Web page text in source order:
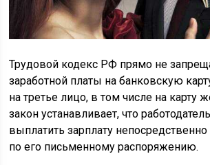
Трудовой кодекс РФ прямо не
заработной платы на банковскую
на третье лицо, в том числе на карту
закон устанавливает, что
выплатить зарплату
по его письменному распоряжению.